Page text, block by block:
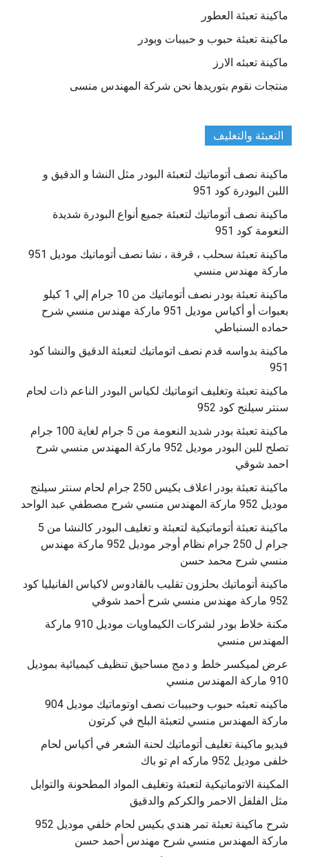
ماكينة تعبئة العطور
ماكينة تعبئة حبوب و حبيبات وبودر
ماكينة تعبئه الارز
منتجات نقوم بتوريدها نحن شركة المهندس منسى
التعبئة والتغليف
ماكينة نصف أتوماتيك لتعبئة البودر مثل النشا و الدقيق و
اللبن البودرة كود 951
ماكينة نصف أتوماتيك لتعبئة جميع أنواع البودرة شديدة
النعومة كود 951
ماكينة تعبئة سحلب ، قرفة ، نشا نصف أتوماتيك موديل 951
ماركة مهندس منسي
ماكينة تعبئة بودر نصف أتوماتيك من 10 جرام إلي 1 كيلو
بعبوات أو أكياس موديل 951 ماركة مهندس منسي شرح
حماده السنباطي
ماكينة بدواسه قدم نصف اتوماتيك لتعبئة الدقيق والنشا كود
951
ماكينة تعبئة وتغليف اتوماتيك لكياس البودر الناعم ذات لحام
سنتر سيلنج كود 952
ماكينة تعبئة بودر شديد النعومة من 5 جرام لغاية 100 جرام
تصلح للبن البودر موديل 952 ماركة المهندس منسي شرح
احمد شوقي
ماكينة تعبئة بودر اعلاف بكيس 250 جرام لحام سنتر سيلنج
موديل 952 ماركة المهندس منسي شرح مصطفي عبد الواحد
ماكينة تعبئة أتوماتيكية لتعبئة و تغليف البودر كالنشا من 5
جرام ل 250 جرام نظام أوجر موديل 952 ماركة مهندس
منسي شرح محمد حسن
‫ماكينة أتوماتيك بحلزون تقليب بالقادوس لاكياس الفانيليا كود
مكنة خلاط بودر لشركات الكيماويات موديل 910 ماركة
المهندس منسي
عرض لميكسر خلط و دمج مساحيق تنظيف كيميائية بموديل
910 ماركة المهندس منسي
‫ماكينه تعبئه حبوب وحبيبات نصف اوتوماتيك موديل 904
‫فيديو ماكينة تغليف أتوماتيك لحنة الشعر في أكياس لحام
خلفى موديل 952 ماركه ام تو باك
المكينة الاتوماتيكية لتعبئة وتغليف المواد المطحونة والتوابل
مثل الفلفل الاحمر والكركم والدقيق
‫شرح ماكينة تعبئة تمر هندي بكيس لحام خلفي موديل 952